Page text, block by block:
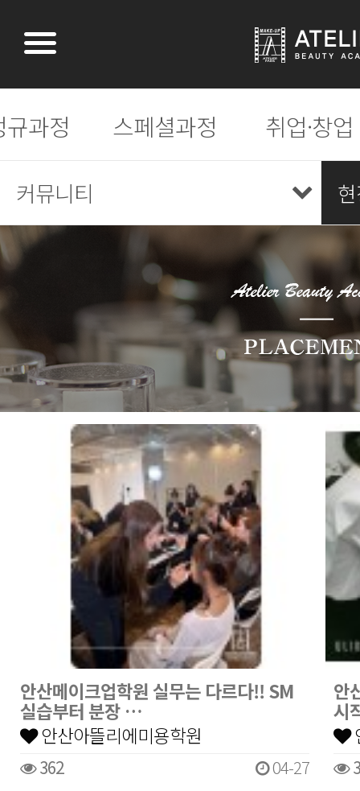
규과정 스페셜과정 취업·창업
커뮤니티
안산메이크업학원 실무는 다르다!! SM
실습부터 분장 …
안산아뜰리에미용학원
362 04-27
안
시